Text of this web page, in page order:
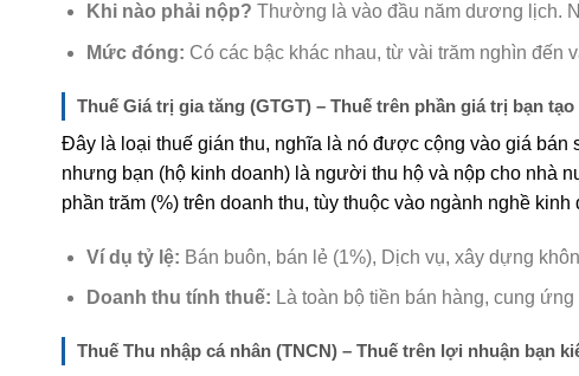
Khi nào phải nộp? Thường là vào đầu năm dương lịch.
Mức đóng: Có các bậc khác nhau, từ vài trăm nghìn đến
Thuế Giá trị gia tăng (GTGT) – Thuế trên phần giá trị bạn tạo
Đây là loại thuế gián thu, nghĩa là nó được cộng vào giá bán
nhưng bạn (hộ kinh doanh) là người thu hộ và nộp cho nhà
phần trăm (%) trên doanh thu, tùy thuộc vào ngành nghề kinh
Ví dụ tỷ lệ: Bán buôn, bán lẻ (1%), Dịch vụ, xây dựng
Doanh thu tính thuế: Là toàn bộ tiền bán hàng, cung
Thuế Thu nhập cá nhân (TNCN) – Thuế trên lợi nhuận bạn